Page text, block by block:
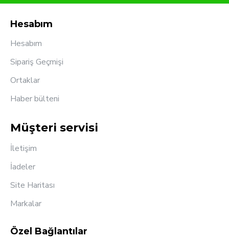
Hesabım
Hesabım
Sipariş Geçmişi
Ortaklar
Haber bülteni
Müşteri servisi
İletişim
İadeler
Site Haritası
Markalar
Özel Bağlantılar